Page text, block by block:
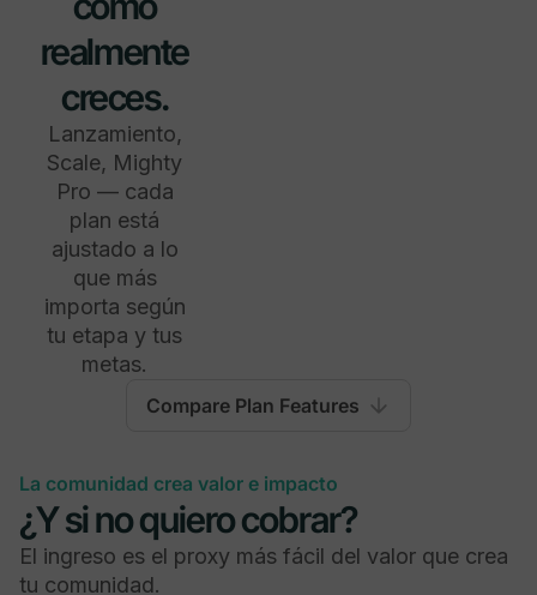
realmente
creces.
Lanzamiento,
Scale, Mighty
Pro — cada
plan está
ajustado a lo
que más
importa según
tu etapa y tus
metas.
Compare Plan Features
Lanzar Escalar
General
La comunidad crea valor e impacto
¿Y si no quiero cobrar?
El ingreso es el proxy más fácil del valor que crea
tu comunidad.